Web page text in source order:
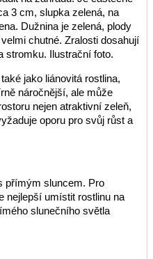
3 cm, slupka zelená, na
Dužnina je zelená, plody
chutné. Zralosti dosahují
stromku. Ilustrační foto.
jako liánovitá rostlina,
náročnější, ale může
nejen atraktivní zeleň,
oporu pro svůj růst a
přímým sluncem. Pro
nejlepší umístit rostlinu na
slunečního světla